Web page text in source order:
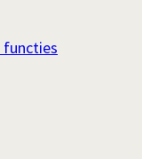
functies